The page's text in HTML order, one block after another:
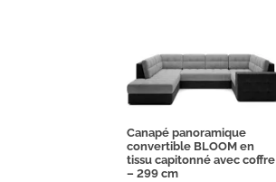
Canapé panoramique
convertible BLOOM en
tissu capitonné avec coffre
– 299 cm